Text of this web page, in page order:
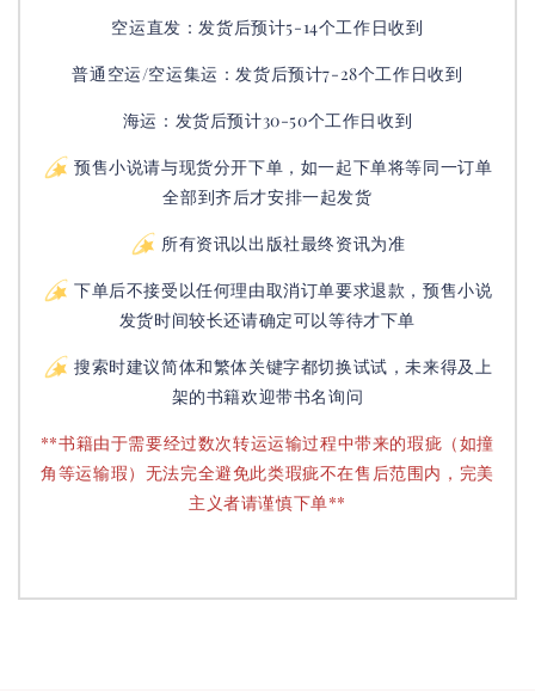
空运直发：发货后预计5-14个工作日收到
普通空运/空运集运：发货后预计7-28个工作日收到
海运：发货后预计30-50个工作日收到
预售小说请与现货分开下单，如一起下单将等同一订单
全部到齐后才安排一起发货
所有资讯以出版社最终资讯为准
下单后不接受以任何理由取消订单要求退款，预售小说
发货时间较长还请确定可以等待才下单
搜索时建议简体和繁体关键字都切换试试，未来得及上
架的书籍欢迎带书名询问
**书籍由于需要经过数次转运运输过程中带来的瑕疵（如撞
角等运输瑕）无法完全避免此类瑕疵不在售后范围内，完美
主义者请谨慎下单**